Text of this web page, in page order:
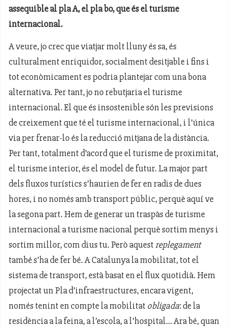
assequible al pla A, el pla bo, que és el turisme
internacional.
A veure, jo crec que viatjar molt lluny és sa, és
culturalment enriquidor, socialment desitjable i fins i
tot econòmicament es podria plantejar com una bona
alternativa. Per tant, jo no rebutjaria el turisme
internacional. El que és insostenible són les previsions
de creixement que té el turisme internacional, i l’única
via per frenar-lo és la reducció mitjana de la distància.
Per tant, totalment d’acord que el turisme de proximitat,
el turisme interior, és el model de futur. La major part
dels fluxos turístics s’haurien de fer en radis de dues
hores, i no només amb transport públic, perquè aquí ve
la segona part. Hem de generar un traspàs de turisme
internacional a turisme nacional perquè sortim menys i
sortim millor, com dius tu. Però aquestreplegament
també s’ha de fer bé. A Catalunya la mobilitat, tot el
sistema de transport, està basat en el flux quotidià. Hem
projectat un Pla d’infraestructures, encara vigent,
només tenint en compte la mobilitat obligada: de la
residència a la feina, a l’escola, a l’hospital... Ara bé, quan